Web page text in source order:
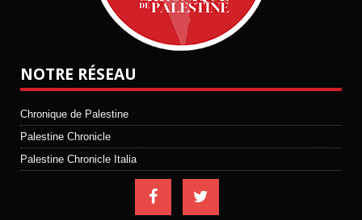
NOTRE RÉSEAU
Chronique de Palestine
Palestine Chronicle
Palestine Chronicle Italia